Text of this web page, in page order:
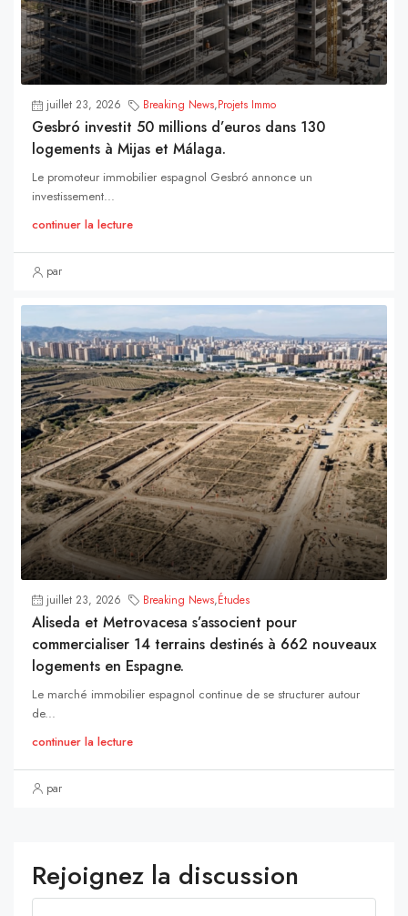
juillet 23, 2026 Breaking News,Projets Immo
Gesbró investit 50 millions d’euros dans 130
logements à Mijas et Málaga.
Le promoteur immobilier espagnol Gesbró annonce un
investissement...
continuer la lecture
par
juillet 23, 2026 Breaking News,Études
Aliseda et Metrovacesa s’associent pour
commercialiser 14 terrains destinés à 662 nouveaux
logements en Espagne.
Le marché immobilier espagnol continue de se structurer autour
de...
continuer la lecture
par
Rejoignez la discussion